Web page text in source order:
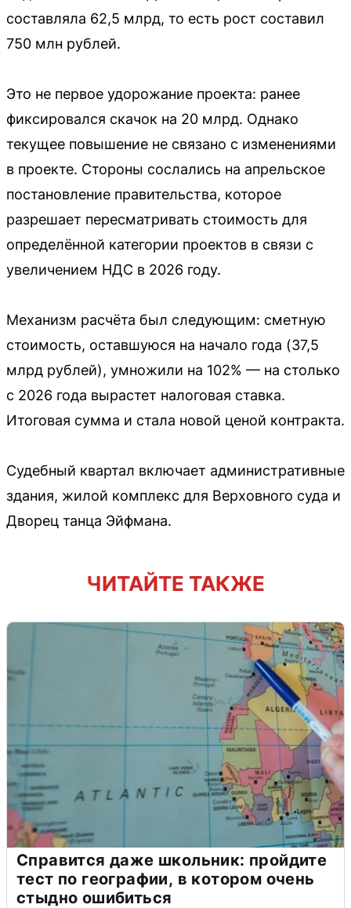
составляла 62,5 млрд, то есть рост составил
750 млн рублей.
Это не первое удорожание проекта: ранее
фиксировался скачок на 20 млрд. Однако
текущее повышение не связано с изменениями
в проекте. Стороны сослались на апрельское
постановление правительства, которое
разрешает пересматривать стоимость для
определённой категории проектов в связи с
увеличением НДС в 2026 году.
Механизм расчёта был следующим: сметную
стоимость, оставшуюся на начало года (37,5
млрд рублей), умножили на 102% — на столько
с 2026 года вырастет налоговая ставка.
Итоговая сумма и стала новой ценой контракта.
Судебный квартал включает административные
здания, жилой комплекс для Верховного суда и
Дворец танца Эйфмана.
ЧИТАЙТЕ ТАКЖЕ
Справится даже школьник: пройдите
тест по географии, в котором очень
стыдно ошибиться